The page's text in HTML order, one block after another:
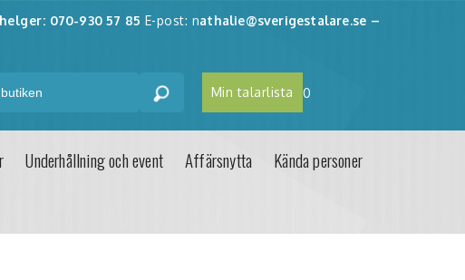
070-930 57 85 E-post: nathalie@sverigestalare.se –
Min talarlista 0
Underhållning och event Affärsnytta
Kända personer